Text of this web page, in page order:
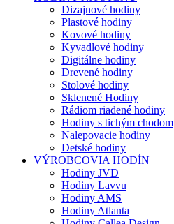
Dizajnové hodiny
Plastové hodiny
Kovové hodiny
Kyvadlové hodiny
Digitálne hodiny
Drevené hodiny
Stolové hodiny
Sklenené Hodiny
Rádiom riadené hodiny
Hodiny s tichým chodom
Nalepovacie hodiny
Detské hodiny
VÝROBCOVIA HODÍN
Hodiny JVD
Hodiny Lavvu
Hodiny AMS
Hodiny Atlanta